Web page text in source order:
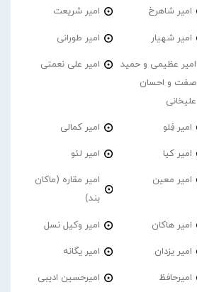
امیر شاهرخ امیر شریعت
امیر شهیار امیر طورانی
امیر عظیمی و حمید
صفت و احسان
علیخانی
امیر علی نعمتی
امیر فِلو امیر کمالی
امیر کیا امیر لئو
امیر معین
امیر مقاره (ماکان
بند)
امیر هاکان امیر وکیل نسل
امیر یزدان امیر یگانه
امیرحافظ امیرحسین ادیبی